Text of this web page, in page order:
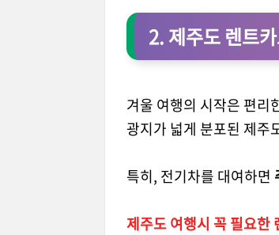
2. 제주도 렌트
겨울 여행의 시작은 편리
광지가 넓게 분포된 제주
특히, 전기차를 대여하면
제주도 여행시 꼭 필요한